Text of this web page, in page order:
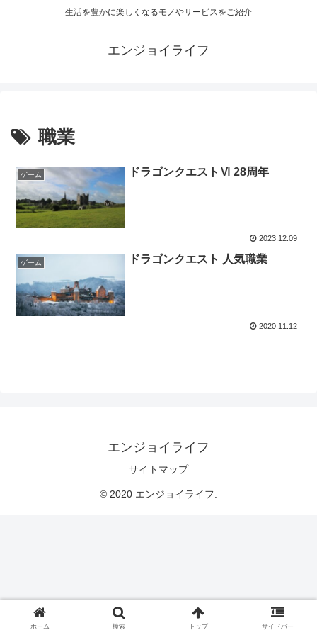
生活を豊かに楽しくなるモノやサービスをご紹介
エンジョイライフ
職業
ゲーム ドラゴンクエストⅥ 28周年
2023.12.09
ゲーム ドラゴンクエスト 人気職業
2020.11.12
エンジョイライフ
サイトマップ
© 2020 エンジョイライフ.
ホーム 検索 トップ サイドバー